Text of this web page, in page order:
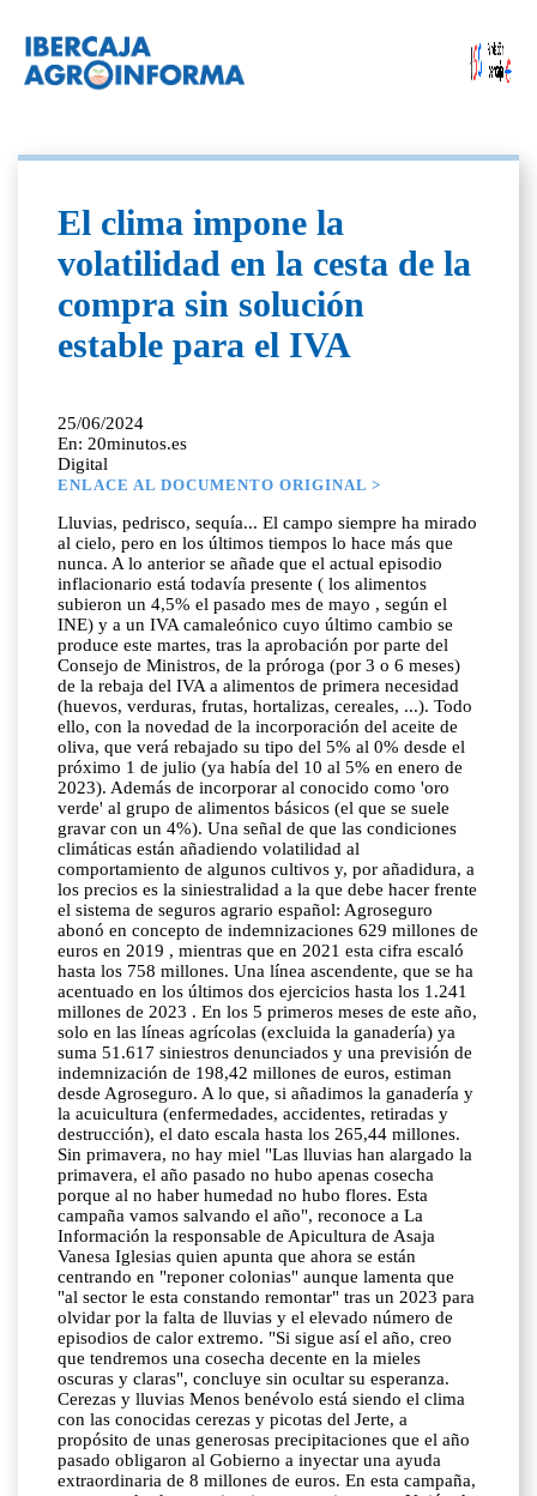
El clima impone la
volatilidad en la cesta de la
compra sin solución
estable para el IVA
25/06/2024
En: 20minutos.es
Digital
ENLACE AL DOCUMENTO ORIGINAL >
Lluvias, pedrisco, sequía... El campo siempre ha mirado
al cielo, pero en los últimos tiempos lo hace más que
nunca. A lo anterior se añade que el actual episodio
inflacionario está todavía presente ( los alimentos
subieron un 4,5% el pasado mes de mayo , según el
INE) y a un IVA camaleónico cuyo último cambio se
produce este martes, tras la aprobación por parte del
Consejo de Ministros, de la próroga (por 3 o 6 meses)
de la rebaja del IVA a alimentos de primera necesidad
(huevos, verduras, frutas, hortalizas, cereales, ...). Todo
ello, con la novedad de la incorporación del aceite de
oliva, que verá rebajado su tipo del 5% al 0% desde el
próximo 1 de julio (ya había del 10 al 5% en enero de
2023). Además de incorporar al conocido como 'oro
verde' al grupo de alimentos básicos (el que se suele
gravar con un 4%). Una señal de que las condiciones
climáticas están añadiendo volatilidad al
comportamiento de algunos cultivos y, por añadidura, a
los precios es la siniestralidad a la que debe hacer frente
el sistema de seguros agrario español: Agroseguro
abonó en concepto de indemnizaciones 629 millones de
euros en 2019 , mientras que en 2021 esta cifra escaló
hasta los 758 millones. Una línea ascendente, que se ha
acentuado en los últimos dos ejercicios hasta los 1.241
millones de 2023 . En los 5 primeros meses de este año,
solo en las líneas agrícolas (excluida la ganadería) ya
suma 51.617 siniestros denunciados y una previsión de
indemnización de 198,42 millones de euros, estiman
desde Agroseguro. A lo que, si añadimos la ganadería y
la acuicultura (enfermedades, accidentes, retiradas y
destrucción), el dato escala hasta los 265,44 millones.
Sin primavera, no hay miel "Las lluvias han alargado la
primavera, el año pasado no hubo apenas cosecha
porque al no haber humedad no hubo flores. Esta
campaña vamos salvando el año", reconoce a La
Información la responsable de Apicultura de Asaja
Vanesa Iglesias quien apunta que ahora se están
centrando en "reponer colonias" aunque lamenta que
"al sector le esta constando remontar" tras un 2023 para
olvidar por la falta de lluvias y el elevado número de
episodios de calor extremo. "Si sigue así el año, creo
que tendremos una cosecha decente en la mieles
oscuras y claras", concluye sin ocultar su esperanza.
Cerezas y lluvias Menos benévolo está siendo el clima
con las conocidas cerezas y picotas del Jerte, a
propósito de unas generosas precipitaciones que el año
pasado obligaron al Gobierno a inyectar una ayuda
extraordinaria de 8 millones de euros. En esta campaña,